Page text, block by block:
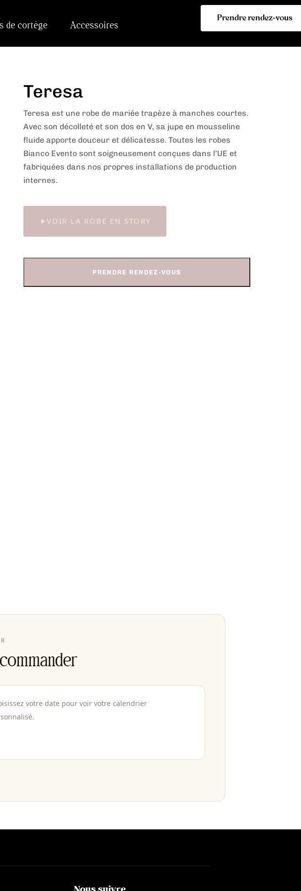
de cortège Accessoires
Prendre rendez-vous
Teresa
Teresa est une robe de mariée trapèze à manches courtes.
Avec son décolleté et son dos en V, sa jupe en mousseline
fluide apporte douceur et délicatesse. Toutes les robes
Bianco Evento sont soigneusement conçues dans l’UE et
fabriquées dans nos propres installations de production
internes.
VOIR LA ROBE EN STORY
PRENDRE RENDEZ-VOUS
votre date pour voir votre calendrier